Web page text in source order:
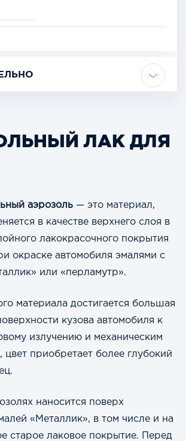
ЛАК ДЛЯ
аэрозоль — это материал,
в качестве верхнего слоя в
лакокрасочного покрытия
окраске автомобиля эмалями с
или «перламутр».
материала достигается большая
кузова автомобиля к
излучению и механическим
приобретает более глубокий
наносится поверх
«Металлик», в том числе и на
старое лаковое покрытие. Перед